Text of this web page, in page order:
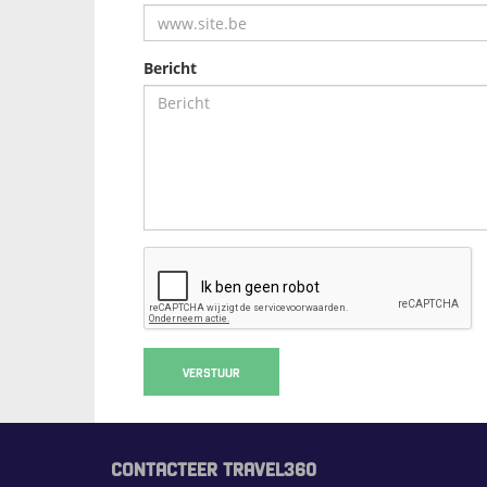
Bericht
VERSTUUR
CONTACTEER TRAVEL360